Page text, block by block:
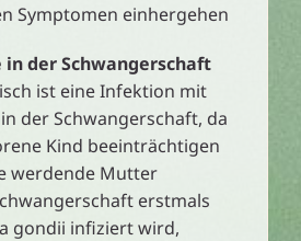
Symptomen einhergehen
in der Schwangerschaft
ist eine Infektion mit
der Schwangerschaft, da
Kind beeinträchtigen
werdende Mutter
erstmals
gondii infiziert wird,